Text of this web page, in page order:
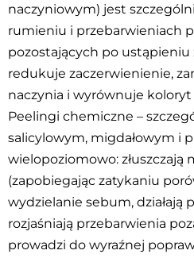
naczyniowym) jest
rumieniu i przebarwieniach
pozostających po
redukuje zaczerwienienie,
naczynia i wyrównuje koloryt
Peelingi chemiczne –
salicylowym, migdałowym i
wielopoziomowo: złuszczają
(zapobiegając zatykaniu
wydzielanie sebum, działają
rozjaśniają przebarwienia
prowadzi do wyraźnej